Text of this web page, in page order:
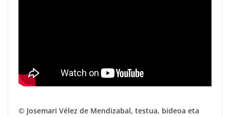
© Josemari Vélez de Mendizabal, testua, bideoa eta